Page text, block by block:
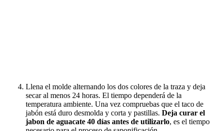
Llena el molde alternando los dos colores de la traza y deja
secar al menos 24 horas. El tiempo dependerá de la
temperatura ambiente. Una vez compruebas que el taco de
jabón está duro desmolda y corta y pastillas. Deja curar el
jabon de aguacate 40 días antes de utilizarlo, es el tiempo